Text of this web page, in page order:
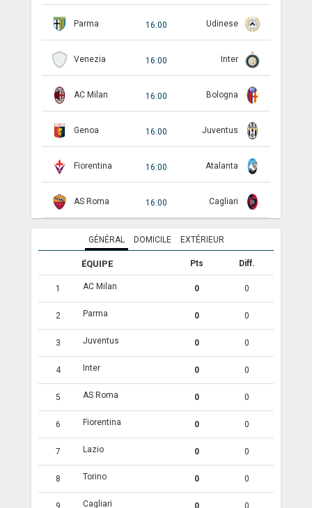
COUPE DE LA LIGUE
ESPAGNE
ALLEMAGNE
Parma 16:00 Udinese
Venezia 16:00 Inter
AC Milan 16:00 Bologna
Genoa 16:00 Juventus
Fiorentina 16:00 Atalanta
AS Roma 16:00 Cagliari
GÉNÉRAL DOMICILE EXTÉRIEUR
ÉQUIPE Pts Diff.
1 AC Milan 0 0
2 Parma 0 0
3 Juventus 0 0
4 Inter 0 0
5 AS Roma 0 0
6 Fiorentina 0 0
7 Lazio 0 0
8 Torino 0 0
9 Cagliari 0 0